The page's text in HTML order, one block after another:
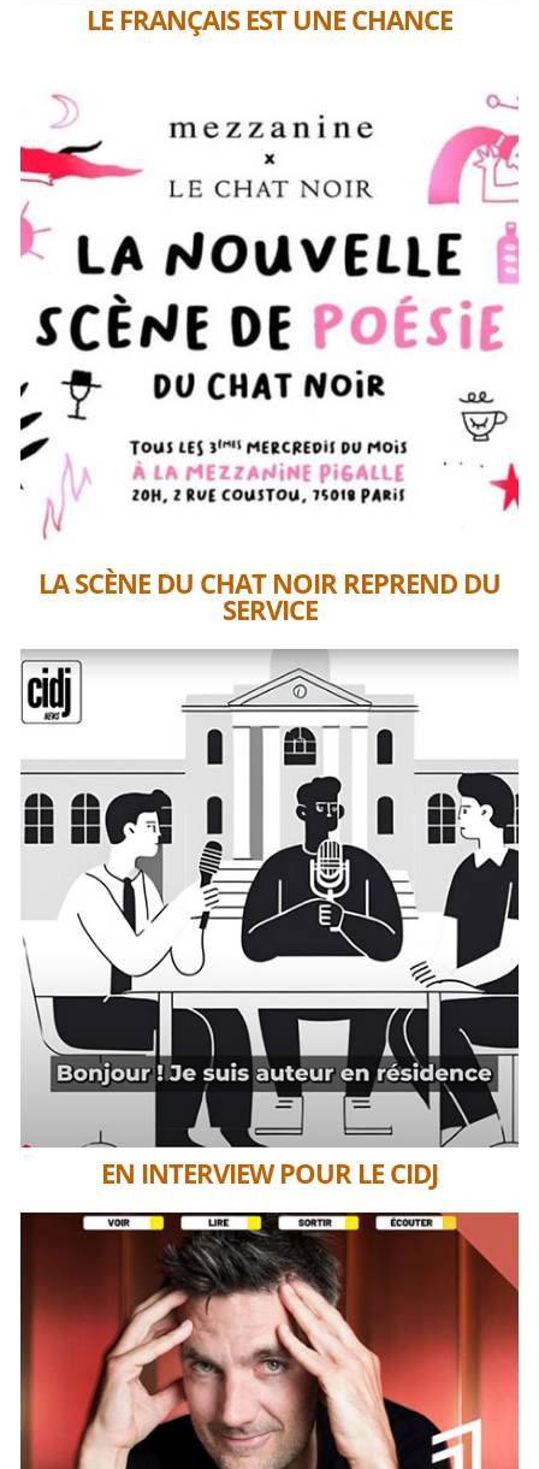
LE FRANÇAIS EST UNE CHANCE
LA SCÈNE DU CHAT NOIR REPREND DU
SERVICE
EN INTERVIEW POUR LE CIDJ